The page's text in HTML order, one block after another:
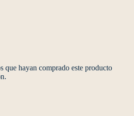
que hayan comprado este producto